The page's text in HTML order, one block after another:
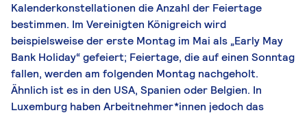
Kalenderkonstellationen die Anzahl der Feiertage
bestimmen. Im Vereinigten Königreich wird
beispielsweise der erste Montag im Mai als „Early May
Bank Holiday“ gefeiert; Feiertage, die auf einen Sonntag
fallen, werden am folgenden Montag nachgeholt.
Ähnlich ist es in den USA, Spanien oder Belgien. In
Luxemburg haben Arbeitnehmer*innen jedoch das